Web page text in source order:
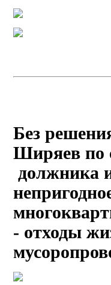
Без
Ширяев по
должника
- отходы